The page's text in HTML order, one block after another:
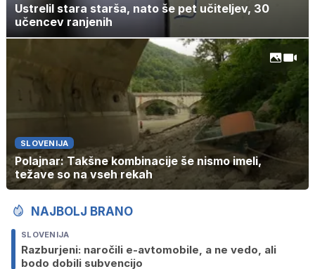
Ustrelil stara starša, nato še pet učiteljev, 30
učencev ranjenih
SLOVENIJA
Polajnar: Takšne kombinacije še nismo imeli,
težave so na vseh rekah
NAJBOLJ BRANO
SLOVENIJA
Razburjeni: naročili e-avtomobile, a ne vedo, ali
bodo dobili subvencijo